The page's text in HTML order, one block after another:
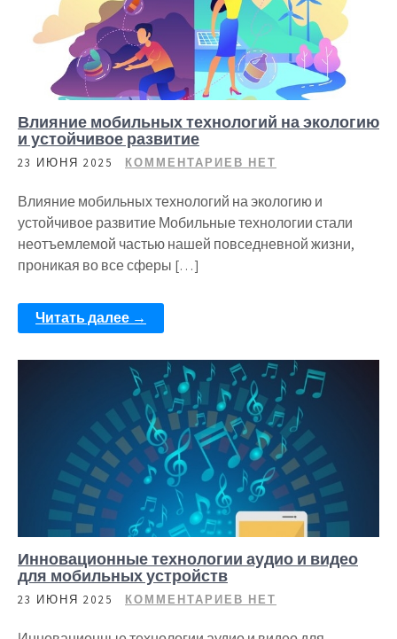
Влияние мобильных технологий на экологию
и устойчивое развитие
23 ИЮНЯ 2025 КОММЕНТАРИЕВ НЕТ
Влияние мобильных технологий на экологию и
устойчивое развитие Мобильные технологии стали
неотъемлемой частью нашей повседневной жизни,
проникая во все сферы […]
Читать далее →
Инновационные технологии аудио и видео
для мобильных устройств
23 ИЮНЯ 2025 КОММЕНТАРИЕВ НЕТ